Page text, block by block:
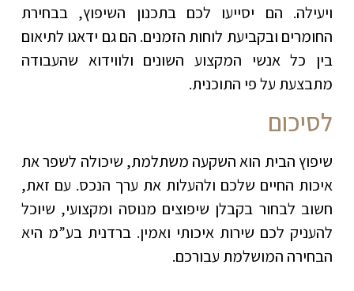
ויעילה. הם יסייעו לכם בתכנון השיפוץ, בבחירת
החומרים ובקביעת לוחות הזמנים. הם גם ידאגו לתיאום
בין כל אנשי המקצוע השונים ולווידוא שהעבודה
מתבצעת על פי התוכנית.
לסיכום
שיפוץ הבית הוא השקעה משתלמת, שיכולה לשפר את
איכות החיים שלכם ולהעלות את ערך הנכס. עם זאת,
חשוב לבחור בקבלן שיפוצים מנוסה ומקצועי, שיוכל
להעניק לכם שירות איכותי ואמין. ברדנית בע”מ היא
הבחירה המושלמת עבורכם.